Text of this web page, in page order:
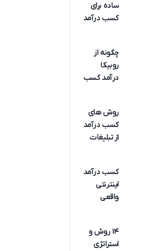
ساده برای
کسب درآمد
آسان در
منزل)
چگونه از
روبیکا
درآمد کسب
روش های
کسب درآمد
از تبلیغات
کسب درآمد
اینترنتی
واقعی
مشاغل
۱۴ روش و
استراتژی